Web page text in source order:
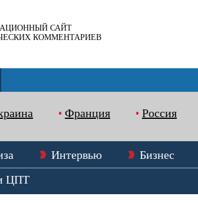
САЙТ
КОММЕНТАРИЕВ
Франция Россия
Интервью Бизнес
ЦПТ